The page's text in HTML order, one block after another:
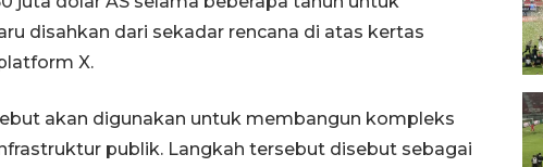
disahkan dari sekadar rencana di atas kertas
X.
akan digunakan untuk membangun kompleks
publik. Langkah tersebut disebut sebagai